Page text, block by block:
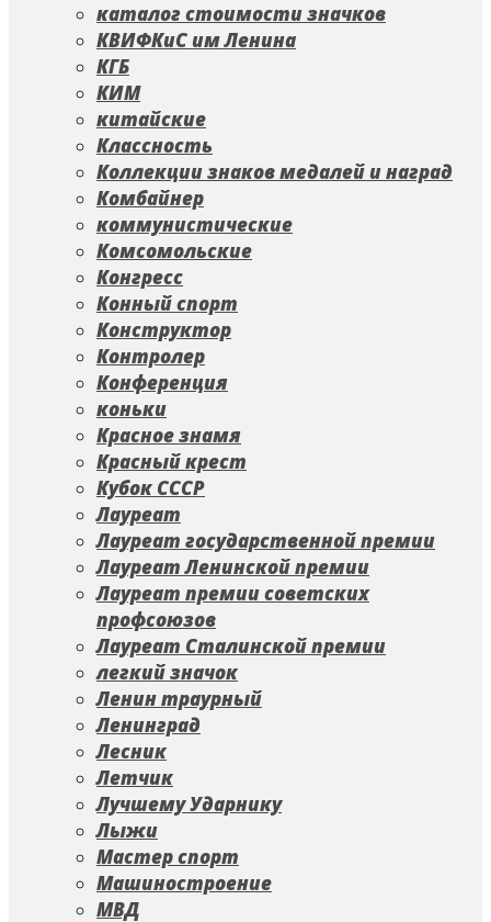
каталог стоимости значков
КВИФКиС им Ленина
КГБ
КИМ
китайские
Классность
Коллекции знаков медалей и наград
Комбайнер
коммунистические
Комсомольские
Конгресс
Конный спорт
Конструктор
Контролер
Конференция
коньки
Красное знамя
Красный крест
Кубок СССР
Лауреат
Лауреат государственной премии
Лауреат Ленинской премии
Лауреат премии советских
профсоюзов
Лауреат Сталинской премии
легкий значок
Ленин траурный
Ленинград
Лесник
Летчик
Лучшему Ударнику
Лыжи
Мастер спорт
Машиностроение
МВД